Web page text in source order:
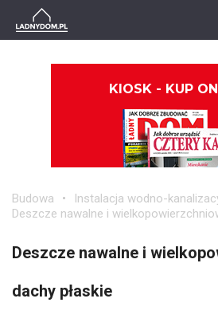
KIOSK - KUP
Budowa
Instalacja wodno-
Deszcze nawalne i
Deszcze nawalne i
dachy płaskie